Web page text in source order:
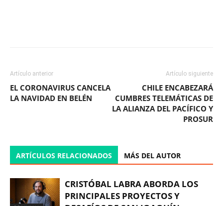
Artículo anterior
EL CORONAVIRUS CANCELA
LA NAVIDAD EN BELÉN
Artículo siguiente
CHILE ENCABEZARÁ
CUMBRES TELEMÁTICAS DE
LA ALIANZA DEL PACÍFICO Y
PROSUR
ARTÍCULOS RELACIONADOS MÁS DEL AUTOR
CRISTÓBAL LABRA ABORDA LOS
PRINCIPALES PROYECTOS Y